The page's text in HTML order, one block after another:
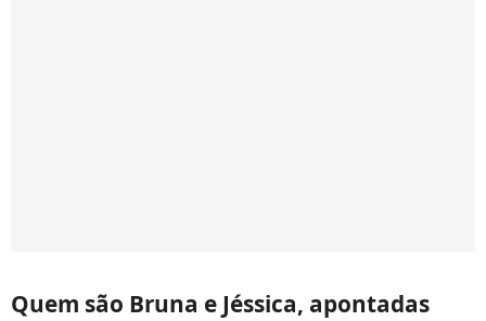
Quem são Bruna e Jéssica, apontadas